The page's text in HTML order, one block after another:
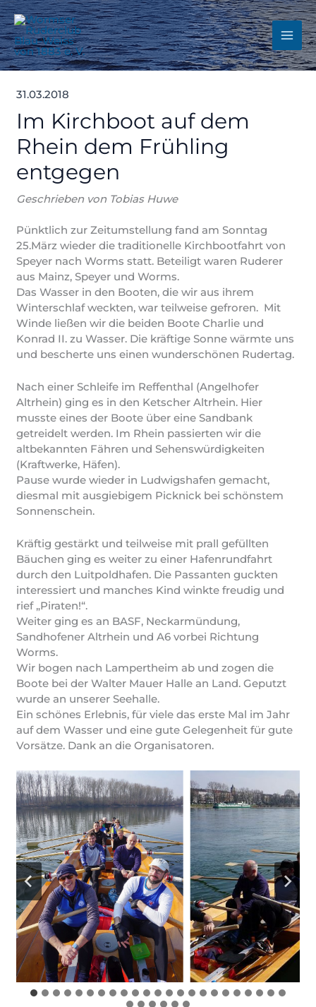
Zum
Inhalt
springen
31.03.2018
Im Kirchboot auf dem
Rhein dem Frühling
entgegen
Geschrieben von Tobias Huwe
Pünktlich zur Zeitumstellung fand am Sonntag
25.März wieder die traditionelle Kirchbootfahrt von
Speyer nach Worms statt. Beteiligt waren Ruderer
aus Mainz, Speyer und Worms.
Das Wasser in den Booten, die wir aus ihrem
Winterschlaf weckten, war teilweise gefroren. Mit
Winde ließen wir die beiden Boote Charlie und
Konrad II. zu Wasser. Die kräftige Sonne wärmte uns
und bescherte uns einen wunderschönen Rudertag.
Nach einer Schleife im Reffenthal (Angelhofer
Altrhein) ging es in den Ketscher Altrhein. Hier
musste eines der Boote über eine Sandbank
getreidelt werden. Im Rhein passierten wir die
altbekannten Fähren und Sehenswürdigkeiten
(Kraftwerke, Häfen).
Pause wurde wieder in Ludwigshafen gemacht,
diesmal mit ausgiebigem Picknick bei schönstem
Sonnenschein.
Kräftig gestärkt und teilweise mit prall gefüllten
Bäuchen ging es weiter zu einer Hafenrundfahrt
durch den Luitpoldhafen. Die Passanten guckten
interessiert und manches Kind winkte freudig und
rief „Piraten!“.
Weiter ging es an BASF, Neckarmündung,
Sandhofener Altrhein und A6 vorbei Richtung
Worms.
Wir bogen nach Lampertheim ab und zogen die
Boote bei der Walter Mauer Halle an Land. Geputzt
wurde an unserer Seehalle.
Ein schönes Erlebnis, für viele das erste Mal im Jahr
auf dem Wasser und eine gute Gelegenheit für gute
Vorsätze. Dank an die Organisatoren.